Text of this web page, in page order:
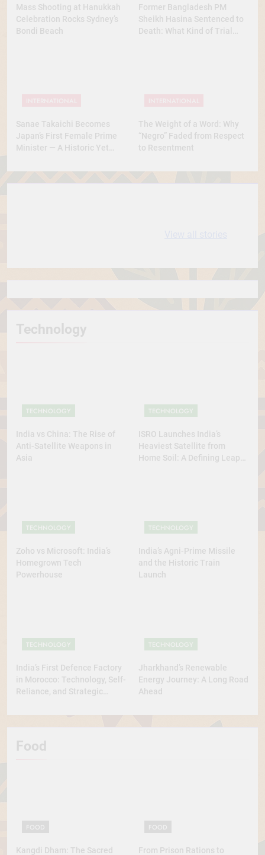
Mass Shooting at Hanukkah
Celebration Rocks Sydney’s
Bondi Beach
Former Bangladesh PM
Sheikh Hasina Sentenced to
Death: What Kind of Trial
Sanae Takaichi Becomes
Japan’s First Female Prime
Minister — A Historic Yet
The Weight of a Word: Why
“Negro” Faded from Respect
to Resentment
Technology
TECHNOLOGY
India vs China: The Rise of
Anti-Satellite Weapons in
Asia
TECHNOLOGY
ISRO Launches India’s
Heaviest Satellite from
Home Soil: A Defining Leap
TECHNOLOGY
Zoho vs Microsoft: India’s
Homegrown Tech
Powerhouse
TECHNOLOGY
India’s Agni-Prime Missile
and the Historic Train
Launch
TECHNOLOGY
India’s First Defence Factory
in Morocco: Technology, Self-
Reliance, and Strategic
TECHNOLOGY
Jharkhand’s Renewable
Energy Journey: A Long Road
Ahead
Food
Kangdi Dham: The Sacred
From Prison Rations to